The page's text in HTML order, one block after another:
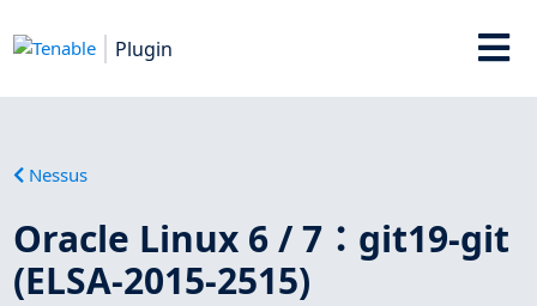
Plugin
Nessus
Oracle Linux 6 / 7：git19-git
(ELSA-2015-2515)